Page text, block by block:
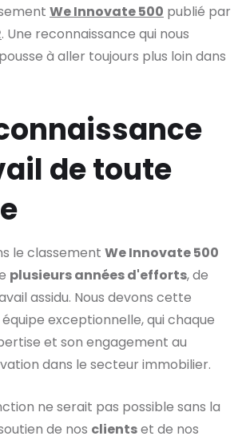
We Innovate 500 publié par
. Une reconnaissance qui nous
à aller toujours plus loin dans
de toute
le classement We Innovate 500
plusieurs années d'efforts, de
assidu. Nous devons cette
exceptionnelle, qui chaque
et son engagement au
dans le secteur immobilier.
ne serait pas possible sans la
de nos clientset de nos